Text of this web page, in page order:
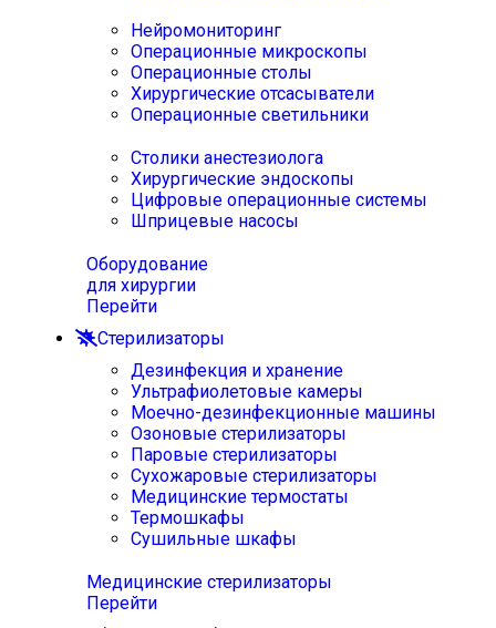
Нейромониторинг
Операционные микроскопы
Операционные столы
Хирургические отсасыватели
Операционные светильники
Столики анестезиолога
Хирургические эндоскопы
Цифровые операционные системы
Шприцевые насосы
Оборудование
для хирургии
Перейти
Стерилизаторы
Дезинфекция и хранение
Ультрафиолетовые камеры
Моечно-дезинфекционные машины
Озоновые стерилизаторы
Паровые стерилизаторы
Сухожаровые стерилизаторы
Медицинские термостаты
Термошкафы
Сушильные шкафы
Медицинские стерилизаторы
Перейти